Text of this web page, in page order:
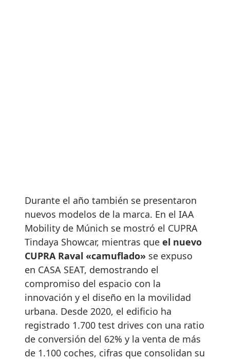
Durante el año también se presentaron
nuevos modelos de la marca. En el IAA
Mobility de Múnich se mostró el CUPRA
Tindaya Showcar, mientras que el nuevo
CUPRA Raval «camuflado» se expuso
en CASA SEAT, demostrando el
compromiso del espacio con la
innovación y el diseño en la movilidad
urbana. Desde 2020, el edificio ha
registrado 1.700 test drives con una ratio
de conversión del 62% y la venta de más
de 1.100 coches, cifras que consolidan su